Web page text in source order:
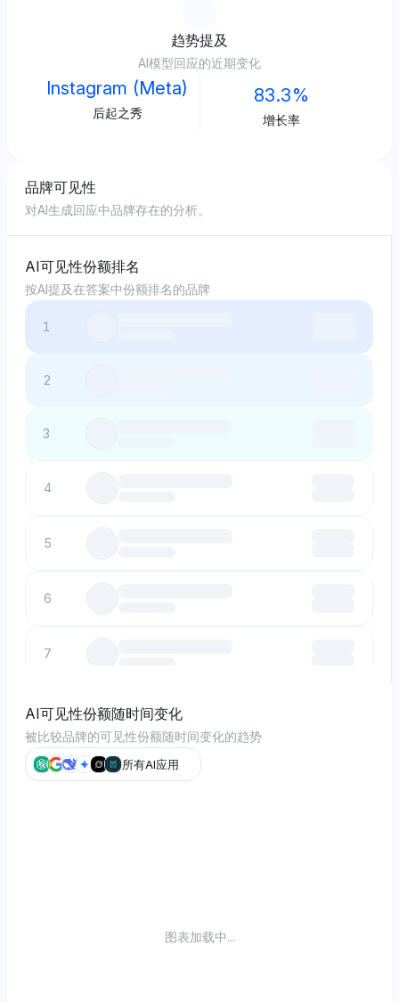
趋势提及
AI模型回应的近期变化
Instagram (Meta)
后起之秀
83.3%
增长率
品牌可见性
对AI生成回应中品牌存在的分析。
AI可见性份额排名
按AI提及在答案中份额排名的品牌
1
2
3
4
5
6
7
8
9
AI可见性份额随时间变化
被比较品牌的可见性份额随时间变化的趋势
所有AI应用
图表加载中...